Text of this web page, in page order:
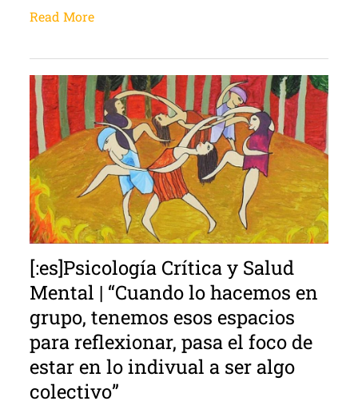
Read More
[:es]Psicología Crítica y Salud
Mental | “Cuando lo hacemos en
grupo, tenemos esos espacios
para reflexionar, pasa el foco de
estar en lo indivual a ser algo
colectivo”